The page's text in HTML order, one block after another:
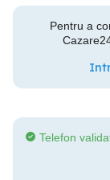
Pentru a
Telefon